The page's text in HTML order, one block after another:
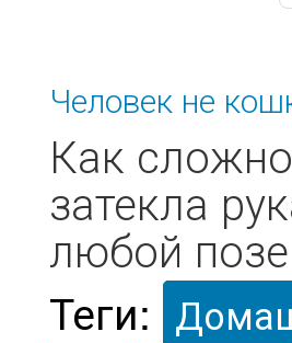
Человек не
Как
затекла
любой
Теги: